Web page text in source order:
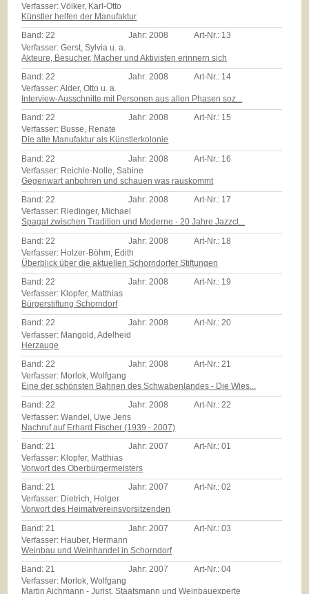
Verfasser: Völker, Karl-Otto
Künstler helfen der Manufaktur
Band:22 Jahr:2008 Art-Nr.: 13
Verfasser: Gerst, Sylvia u. a.
Akteure, Besucher, Macher und Aktivisten erinnern sich
Band:22 Jahr:2008 Art-Nr.: 14
Verfasser: Alder, Otto u. a.
Interview-Ausschnitte mit Personen aus allen Phasen soz...
Band:22 Jahr:2008 Art-Nr.: 15
Verfasser: Busse, Renate
Die alte Manufaktur als Künstlerkolonie
Band: 22 Jahr: 2008 Art-Nr.: 16
Verfasser: Reichle-Nolle, Sabine
Gegenwart anbohren und schauen was rauskommt
Band:22 Jahr:2008 Art-Nr.: 17
Verfasser: Riedinger, Michael
Spagat zwischen Tradition und Moderne - 20 Jahre Jazzcl...
Band: 22 Jahr: 2008 Art-Nr.: 18
Verfasser: Holzer-Böhm, Edith
Überblick über die aktuellen Schorndorfer Stiftungen
Band:22 Jahr:2008 Art-Nr.: 19
Verfasser: Klopfer, Matthias
Bürgerstiftung Schorndorf
Band:22 Jahr:2008 Art-Nr.:20
Verfasser: Mangold, Adelheid
Herzauge
Band:22 Jahr:2008 Art-Nr.:21
Verfasser: Morlok, Wolfgang
Eine der schönsten Bahnen des Schwabenlandes - Die Wies...
Band:22 Jahr:2008 Art-Nr.:22
Verfasser: Wandel, Uwe Jens
Nachruf auf Erhard Fischer (1939 - 2007)
Band: 21 Jahr: 2007 Art-Nr.:01
Verfasser: Klopfer, Matthias
Vorwort des Oberbürgermeisters
Band:21 Jahr:2007 Art-Nr.:02
Verfasser: Dietrich, Holger
Vorwort des Heimatvereinsvorsitzenden
Band: 21 Jahr: 2007 Art-Nr.:03
Verfasser: Hauber, Hermann
Weinbau und Weinhandel in Schorndorf
Band:21 Jahr:2007 Art-Nr.:04
Verfasser: Morlok, Wolfgang
Martin Aichmann - Jurist, Staatsmann und Weinbauexperte